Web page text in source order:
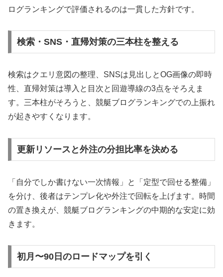
ログランキングで評価されるのは一貫した方針です。
検索・SNS・直帰対策の三本柱を整える
検索はクエリ意図の整理、SNSは見出しとOG画像の即時
性、直帰対策は導入と目次と回遊導線の3点をそろえま
す。三本柱がそろうと、競艇ブログランキングでの上振れ
が起きやすくなります。
更新リソースと外注の分担比率を決める
「自分でしか書けない一次情報」と「定型で回せる整備」
を分け、後者はテンプレ化や外注で回転を上げます。時間
の置き換えが、競艇ブログランキングの中期的な安定に効
きます。
初月〜90日のロードマップを引く